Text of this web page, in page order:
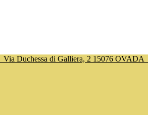
Via Duchessa di Galliera, 2 15076 OVADA